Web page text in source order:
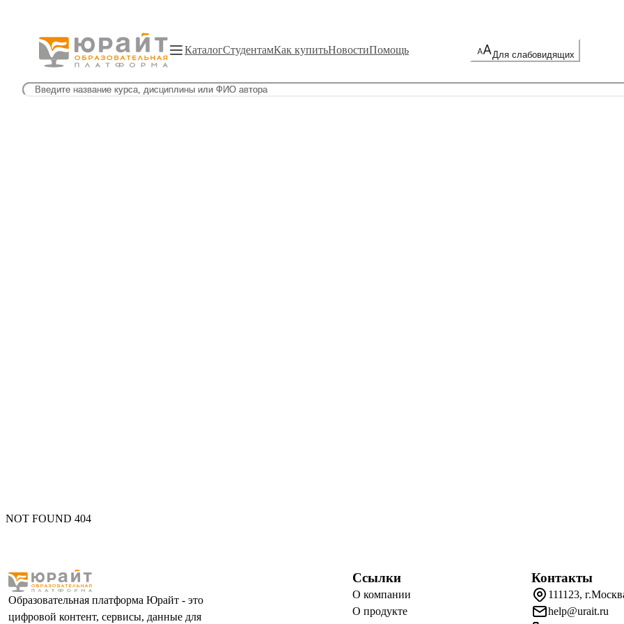
КаталогСтудентамКак купитьНовостиПомощь Для слабовидящих
NOT FOUND 404
Образовательная платформа Юрайт - это
цифровой контент, сервисы, данные для
Ссылки
О компании
О продукте
Контакты
111123,
help@urait.ru